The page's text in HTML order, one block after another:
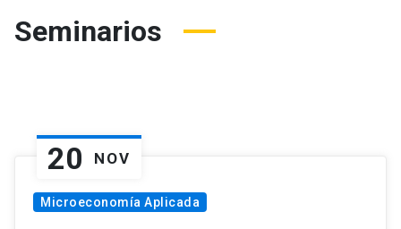
Seminarios
20 NOV
Microeconomía Aplicada